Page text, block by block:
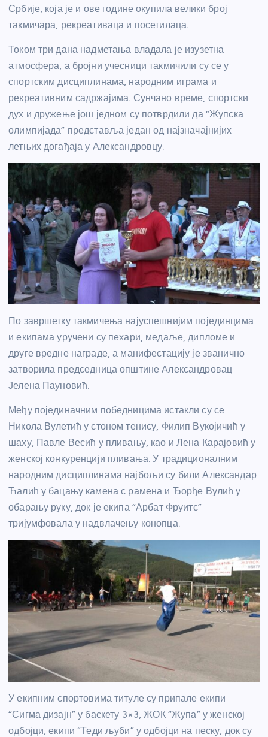
Србије, која је и ове године окупила велики број
такмичара, рекреативаца и посетилаца.
Током три дана надметања владала је изузетна
атмосфера, а бројни учесници такмичили су се у
спортским дисциплинама, народним играма и
рекреативним садржајима. Сунчано време, спортски
дух и дружење још једном су потврдили да “Жупска
олимпијада” представља један од најзначајнијих
летњих догађаја у Александровцу.
По завршетку такмичења најуспешнијим појединцима
и екипама уручени су пехари, медаље, дипломе и
друге вредне награде, а манифестацију је званично
затворила председница општине Александровац
Јелена Пауновић.
Међу појединачним победницима истакли су се
Никола Вулетић у стоном тенису, Филип Вукојичић у
шаху, Павле Весић у пливању, као и Лена Карајовић у
женској конкуренцији пливања. У традиционалним
народним дисциплинама најбољи су били Александар
Ћалић у бацању камена с рамена и Ђорђе Вулић у
обарању руку, док је екипа “Арбат Фруитс”
тријумфовала у надвлачењу конопца.
У екипним спортовима титуле су припале екипи
“Сигма дизајн” у баскету 3×3, ЖОК “Жупа” у женској
одбојци, екипи “Теди љуби” у одбојци на песку, док су